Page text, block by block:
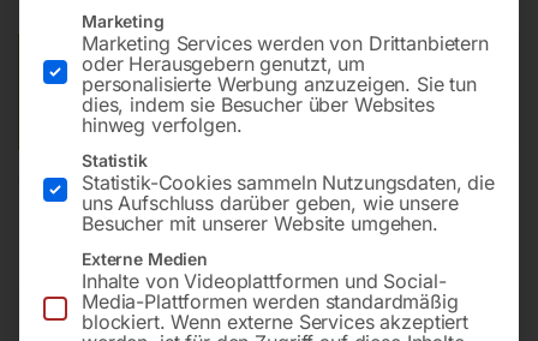
Versandkosten Standard (Österreich):€10,00
Bitte beachten Sie: Die Versandkosten gelten für Österreich.
Andere Länder können abweichen.
In den Warenkorb
Sie haben Fragen zu diesem
Marketing
Marketing Services werden von Drittanbietern
oder Herausgebern genutzt, um
personalisierte Werbung anzuzeigen. Sie tun
dies, indem sie Besucher über Websites
hinweg verfolgen.
Statistik
Statistik-Cookies sammeln Nutzungsdaten, die
uns Aufschluss darüber geben, wie unsere
Besucher mit unserer Website umgehen.
Externe Medien
Inhalte von Videoplattformen und Social-
Media-Plattformen werden standardmäßig
blockiert. Wenn externe Services akzeptiert